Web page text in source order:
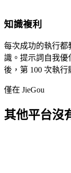
知識複利
每次成功的執行都
識。提示詞自我優
後，第 100 次執行
僅在 JieGou
其他平台沒